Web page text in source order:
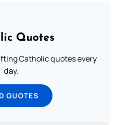
Quotes
Catholic quotes every
day.
QUOTES